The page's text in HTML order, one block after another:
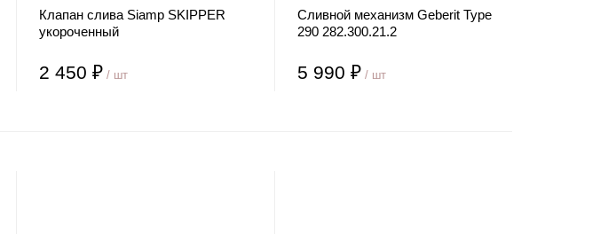
Клапан слива Siamp SKIPPER
укороченный
2 450 ₽/ шт
Сливной механизм Geberit Type
290 282.300.21.2
5 990 ₽ / шт